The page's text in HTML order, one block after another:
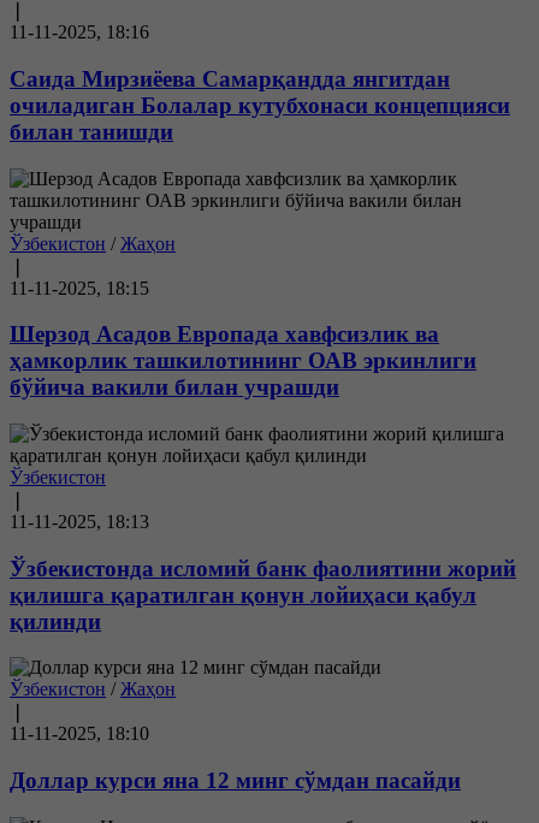
11-11-2025, 18:16
Саида Мирзиёева Самарқандда янгитдан
очиладиган Болалар кутубхонаси концепцияси
билан танишди
Ўзбекистон /Жаҳон
11-11-2025, 18:15
Шерзод Асадов Европада хавфсизлик ва
ҳамкорлик ташкилотининг ОАВ эркинлиги
бўйича вакили билан учрашди
Ўзбекистон
11-11-2025, 18:13
Ўзбекистонда исломий банк фаолиятини жорий
қилишга қаратилган қонун лойиҳаси қабул
қилинди
Ўзбекистон /Жаҳон
11-11-2025, 18:10
Доллар курси яна 12 минг сўмдан пасайди